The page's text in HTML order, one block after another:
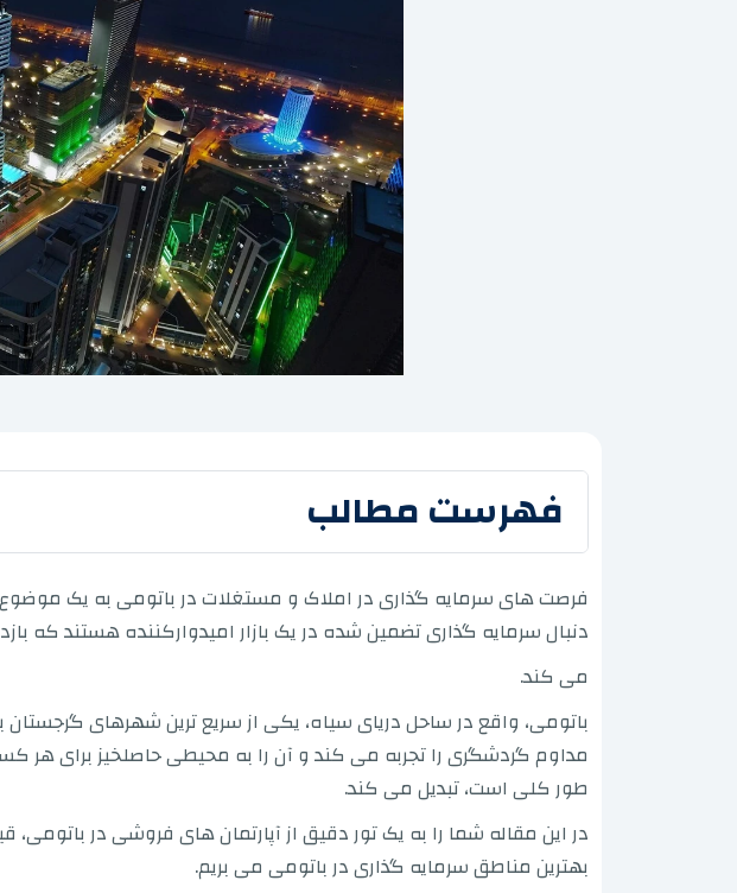
فهرست مطالب
فرصت های سرمایه گذاری در املاک و مستغلات در باتومی به یک
دنبال سرمایه گذاری تضمین شده در یک بازار امیدوارکننده هستند که
می کند.
باتومی، واقع در ساحل دریای سیاه، یکی از سریع ترین شهرهای
مداوم گردشگری را تجربه می کند و آن را به محیطی حاصلخیز برای هر
طور کلی است، تبدیل می کند.
در این مقاله شما را به یک تور دقیق از آپارتمان های فروشی در
بهترین مناطق سرمایه گذاری در باتومی می بریم.